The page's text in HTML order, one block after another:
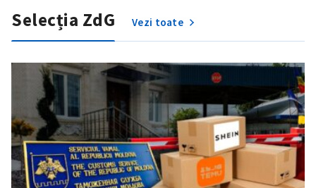
Selecția ZdG Vezi toate